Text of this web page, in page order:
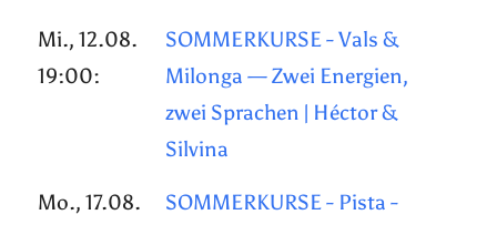
Mi., 12.08.
19:00:
SOMMERKURSE - Vals &
Milonga — Zwei Energien,
zwei Sprachen | Héctor &
Silvina
Mo., 17.08.
SOMMERKURSE - Pista -